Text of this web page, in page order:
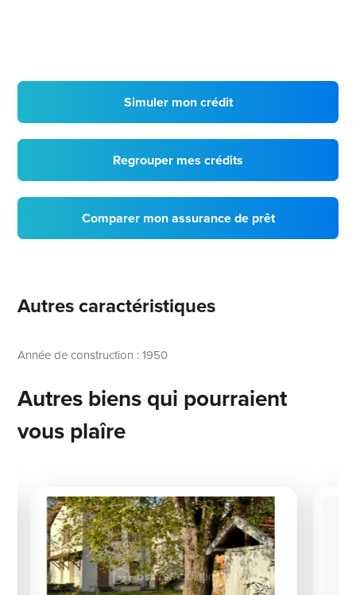
Simuler mon crédit
Regrouper mes crédits
Comparer mon assurance de prêt
Autres caractéristiques
Année de construction : 1950
Autres biens qui pourraient
vous plaîre